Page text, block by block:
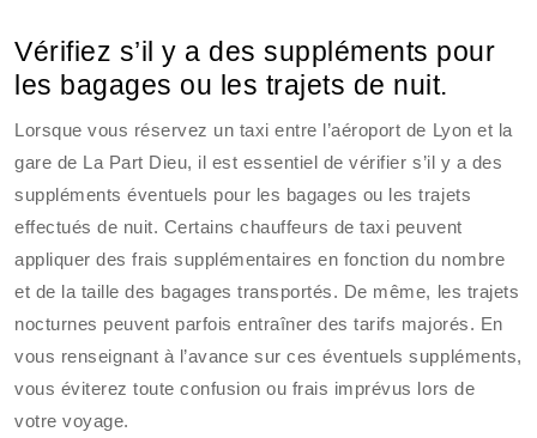
Vérifiez s’il y a des suppléments pour
les bagages ou les trajets de nuit.
Lorsque vous réservez un taxi entre l’aéroport de Lyon et la
gare de La Part Dieu, il est essentiel de vérifier s’il y a des
suppléments éventuels pour les bagages ou les trajets
effectués de nuit. Certains chauffeurs de taxi peuvent
appliquer des frais supplémentaires en fonction du nombre
et de la taille des bagages transportés. De même, les trajets
nocturnes peuvent parfois entraîner des tarifs majorés. En
vous renseignant à l’avance sur ces éventuels suppléments,
vous éviterez toute confusion ou frais imprévus lors de
votre voyage.